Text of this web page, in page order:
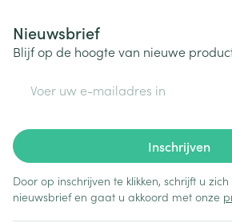
Nieuwsbrief
Blijf op de hoogte van nieuwe
Inschrijven
Door op inschrijven te klikken, schrijft u
nieuwsbrief en gaat u akkoord met onze